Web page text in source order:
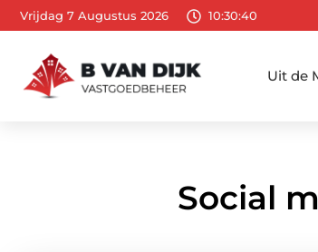
Vrijdag 7 Augustus 2026 10:30:42
Uit de
Social